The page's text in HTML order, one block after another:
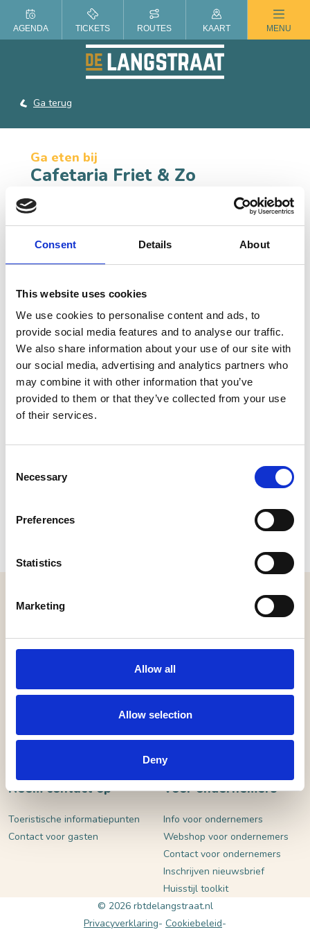
Consent Details About
This website uses cookies
We use cookies to personalise content and ads, to
provide social media features and to analyse our traffic.
We also share information about your use of our site with
our social media, advertising and analytics partners who
may combine it with other information that you’ve
provided to them or that they’ve collected from your use
of their services.
Selection
Necessary
Preferences
Statistics
Marketing
Allow all
Allow selection
Deny
ZOMER IN DE LANGSTRAAT
Ga terug
Ga eten bij
Cafetaria Friet & Zo
Cafetaria Friet & Zo, gelegen in de Engstraat in
Heusden, bakt dagelijks verse friet en heeft een ruime
keuze uit ander lekkers.
Engstraat 8, 5256 BD Heusden
Bel:0416-663054|Stuur een e-mail
Plan je route
Neem contact op
Toeristische informatiepunten
Contact voor gasten
Voor ondernemers
Info voor ondernemers
Webshop voor ondernemers
Contact voor ondernemers
Inschrijven nieuwsbrief
Huisstijl toolkit
© 2026 rbtdelangstraat.nl
Privacyverklaring Cookiebeleid
AGENDA TICKETS ROUTES KAART MENU